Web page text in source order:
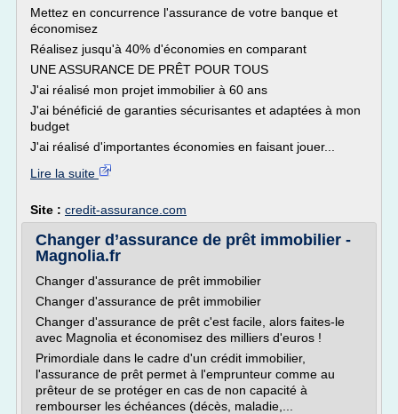
Mettez en concurrence l'assurance de votre banque et
économisez
Réalisez jusqu'à 40% d'économies en comparant
UNE ASSURANCE DE PRÊT POUR TOUS
J'ai réalisé mon projet immobilier à 60 ans
J'ai bénéficié de garanties sécurisantes et adaptées à mon
budget
J'ai réalisé d'importantes économies en faisant jouer...
Lire la suite
Site : credit-assurance.com
Changer d’assurance de prêt immobilier -
Magnolia.fr
Changer d'assurance de prêt immobilier
Changer d'assurance de prêt immobilier
Changer d'assurance de prêt c'est facile, alors faites-le
avec Magnolia et économisez des milliers d'euros !
Primordiale dans le cadre d'un crédit immobilier,
l'assurance de prêt permet à l'emprunteur comme au
prêteur de se protéger en cas de non capacité à
rembourser les échéances (décès, maladie,...